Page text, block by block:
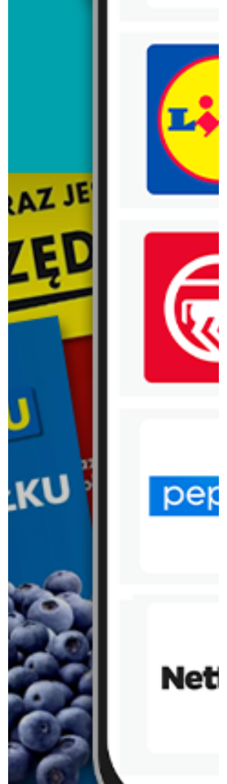
Trafiłeś na nieaktualną gazetkę
Zobacz aktualne gazetki Blix!
aktualna
Lidl
aktualna
Carrefour
W sumie od czwartku weekend okazji
WIĘCEJ GAZETEK